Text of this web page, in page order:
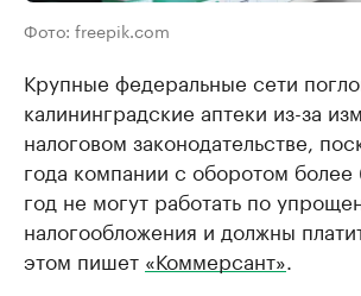
Фото: freepik.com
Крупные федеральные сети
калининградские аптеки из-за
налоговом законодательстве,
года компании с оборотом
год не могут работать по
налогообложения и должны
этом пишет «Коммерсант»